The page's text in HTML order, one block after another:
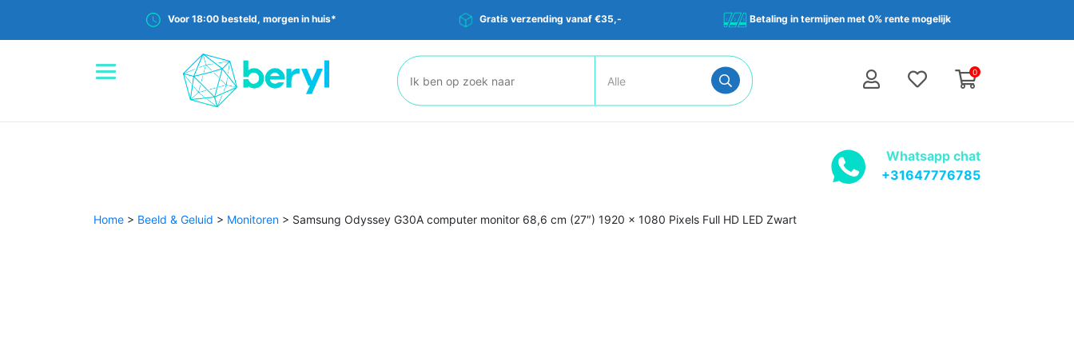
Voor 18:00 besteld, morgen in huis* Gratis verzending vanaf €35,- Betaling in termijnen met 0% rente mogelijk
0
Zoeken:
Whatsapp chat
+31647776785
Home > Beeld & Geluid > Monitoren > Samsung Odyssey G30A computer monitor 68,6 cm (27″) 1920 x 1080 Pixels Full HD LED Zwart